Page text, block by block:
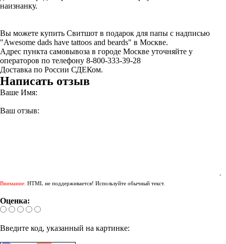
наизнанку.
Вы можете купить Свитшот в подарок для папы с надписью
"Awesome dads have tattoos and beards" в Москве.
Адрес пункта самовывоза в городе Москве уточняйте у
операторов по телефону 8-800-333-39-28
Доставка по России СДЕКом.
Написать отзыв
Ваше Имя:
Ваш отзыв:
Внимание: HTML не поддерживается! Используйте обычный текст.
Оценка:
Введите код, указанный на картинке: